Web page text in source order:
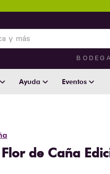
Ayuda Eventos
de Caña